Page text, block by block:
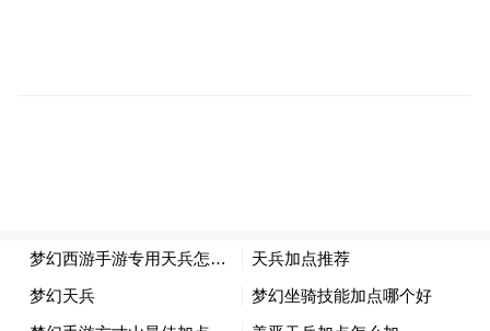
位、每个环节，努力构建政府主导、部门协
同、企业负责、社会参与的安全生产共治局